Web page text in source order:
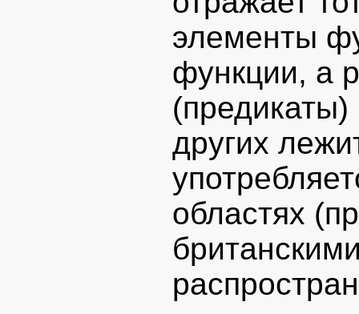
элементы
функции, а
(предикаты)
других
областях